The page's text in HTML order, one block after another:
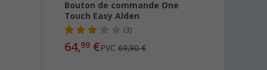
Bouton de commande One
Touch Easy Alden
(3)
64,99€PVC 69,90 €